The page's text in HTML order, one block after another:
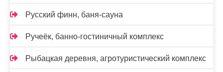
Русский финн, баня-сауна
Ручеёк, банно-гостиничный комплекс
Рыбацкая деревня, агротуристический комплекс